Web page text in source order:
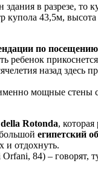
в разрезе, то
43,5м,
по посещению
ребенок
назад здесь
мощные
Rotonda,
египетский
и отдохнуть.
84) – говорят,